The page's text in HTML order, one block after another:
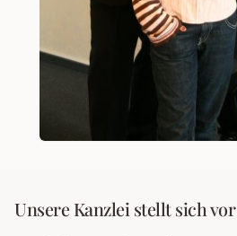
Unsere Kanzlei stellt sich vor